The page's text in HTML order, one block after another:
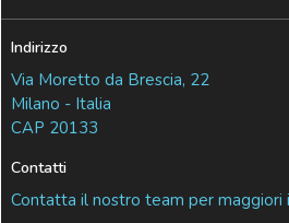
Indirizzo
Via Moretto da Brescia, 22
Milano - Italia
CAP 20133
Contatti
Contatta il nostro team per maggiori